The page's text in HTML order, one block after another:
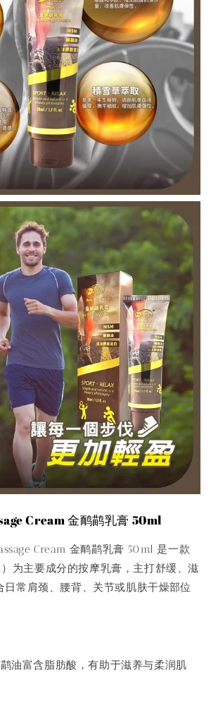
Cream 金鸸鹋乳膏 50ml
Cream 金鸸鹋乳膏 50ml 是一款
为主要成分的按摩乳膏，主打舒缓、滋
日常肩颈、腰背、关节或肌肤干燥部位
鹋油富含脂肪酸，有助于滋养与柔润肌